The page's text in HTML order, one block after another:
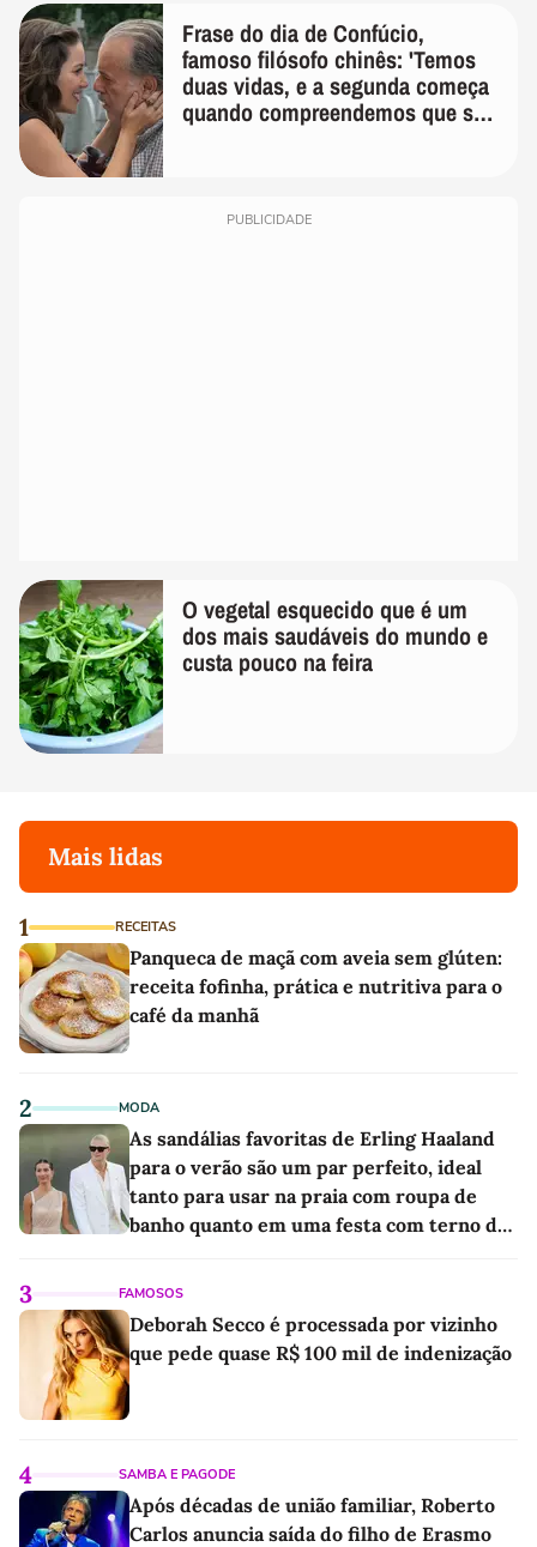
Frase do dia de Confúcio,
famoso filósofo chinês: 'Temos
duas vidas, e a segunda começa
quando compreendemos que só
PUBLICIDADE
O vegetal esquecido que é um
dos mais saudáveis do mundo e
custa pouco na feira
Mais lidas
1 RECEITAS
Panqueca de maçã com aveia sem glúten:
receita fofinha, prática e nutritiva para o
café da manhã
2 MODA
As sandálias favoritas de Erling Haaland
para o verão são um par perfeito, ideal
tanto para usar na praia com roupa de
banho quanto em uma festa com terno de
3 FAMOSOS
Deborah Secco é processada por vizinho
que pede quase R$ 100 mil de indenização
4 SAMBA E PAGODE
Após décadas de união familiar, Roberto
Carlos anuncia saída do filho de Erasmo